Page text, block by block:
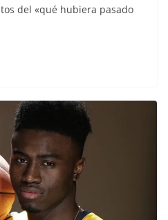
del «qué hubiera pasado